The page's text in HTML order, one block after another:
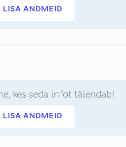
LISA ANDMEID
kes seda infot täiendab!
LISA ANDMEID